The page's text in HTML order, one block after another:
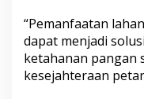
n
g
a
n
“Pemanfaatan
dapat menjadi
ketahanan pangan
kesejahteraan